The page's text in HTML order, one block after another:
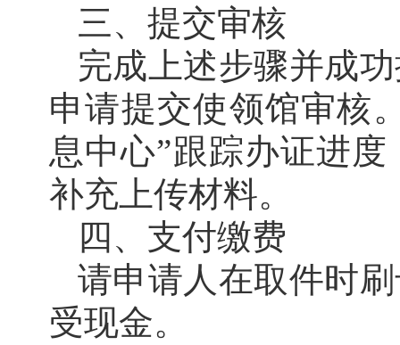
三、提交审核
完成上述步骤并成
申请提交使领馆审核
息中心”跟踪办证进
补充上传材料。
四、支付缴费
请申请人在取件时
受现金。